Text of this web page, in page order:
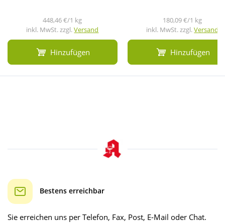
448,46 €/1 kg
inkl. MwSt. zzgl.Versand
Hinzufügen
180,09 €/1 kg
inkl. MwSt. zzgl.Versand
Hinzufügen
Bestens erreichbar
Sie erreichen uns per Telefon, Fax, Post, E-Mail oder Chat.